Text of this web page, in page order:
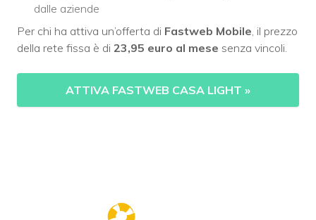
dalle aziende
Per chi ha attiva un’offerta di Fastweb Mobile , il prezzo
della rete fissa è di 23,95 euro al mese senza vincoli.
ATTIVA FASTWEB CASA LIGHT »